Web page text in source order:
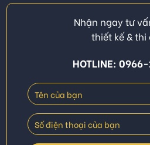
Nhận ngay tư
thiết kế & thi
HOTLINE: